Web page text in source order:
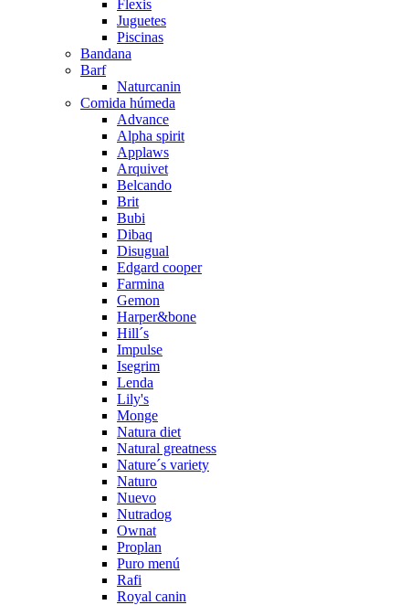
Flexis
Juguetes
Piscinas
Bandana
Barf
Naturcanin
Comida húmeda
Advance
Alpha spirit
Applaws
Arquivet
Belcando
Brit
Bubi
Dibaq
Disugual
Edgard cooper
Farmina
Gemon
Harper&bone
Hill´s
Impulse
Isegrim
Lenda
Lily's
Monge
Natura diet
Natural greatness
Nature´s variety
Naturo
Nuevo
Nutradog
Ownat
Proplan
Puro menú
Rafi
Royal canin